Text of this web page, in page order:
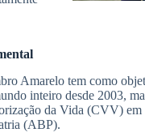
Amarelo tem como
inteiro desde 2003,
da Vida (CVV) em
(ABP).